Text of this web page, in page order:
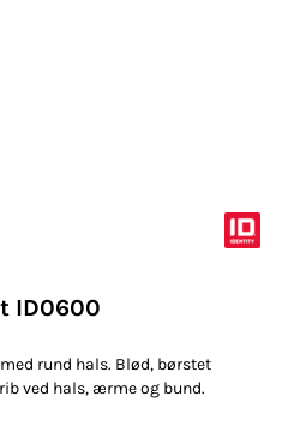
ID0600
rund hals. Blød, børstet
ved hals, ærme og bund.